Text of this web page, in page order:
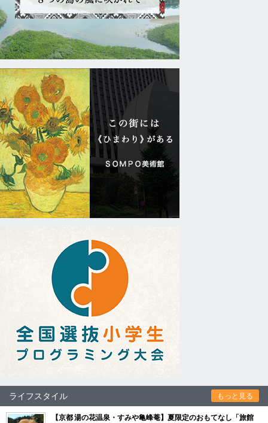
ライフスタイル もっと見る
【京都 湯の花温泉・すみや亀峰菴】夏限定のおもてなし「旅館